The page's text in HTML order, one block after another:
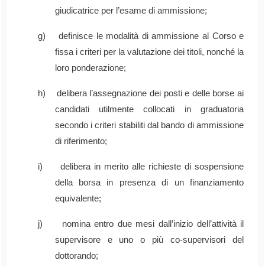
giudicatrice per l’esame di ammissione;
g) definisce le modalità di ammissione al Corso e
fissa i criteri per la valutazione dei titoli, nonché la
loro ponderazione;
h) delibera l’assegnazione dei posti e delle borse ai
candidati utilmente collocati in graduatoria
secondo i criteri stabiliti dal bando di ammissione
di riferimento;
i) delibera in merito alle richieste di sospensione
della borsa in presenza di un finanziamento
equivalente;
j) nomina entro due mesi dall’inizio dell’attività il
supervisore e uno o più co-supervisori del
dottorando;